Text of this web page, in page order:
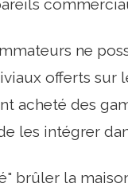
ne
offerts sur
acheté des
les intégrer
brûler la